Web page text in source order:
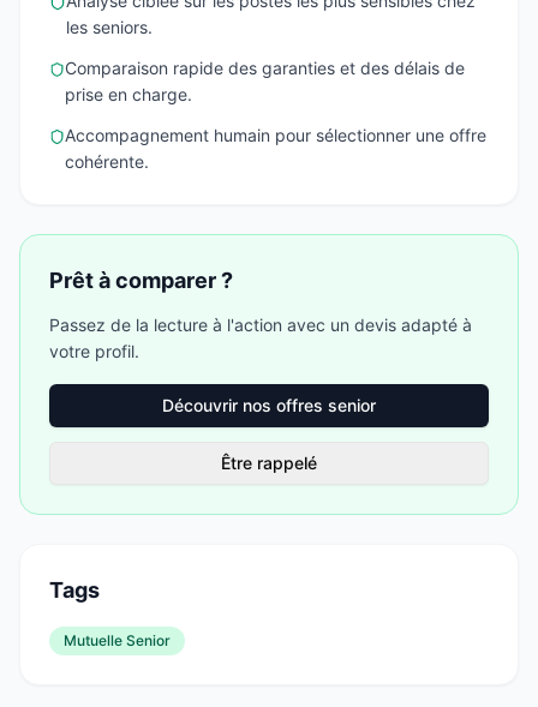
les seniors.
Comparaison rapide des garanties et des délais de
prise en charge.
Accompagnement humain pour sélectionner une offre
cohérente.
Prêt à comparer ?
Passez de la lecture à l'action avec un devis adapté à
votre profil.
Découvrir nos offres senior
Être rappelé
Tags
Mutuelle Senior